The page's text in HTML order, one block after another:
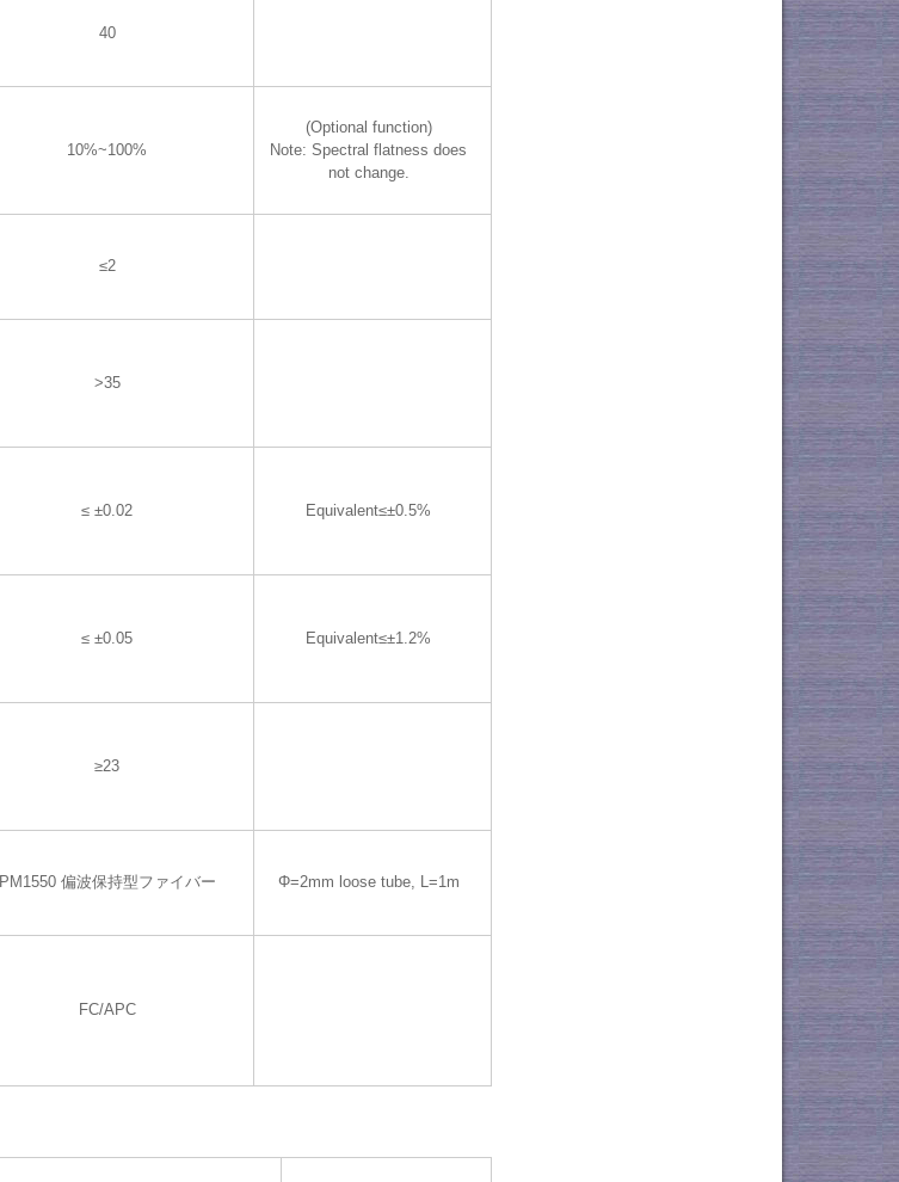
40
10%~100%
(Optional function)
Note: Spectral flatness does
not change.
≤2
>35
≤ ±0.02 Equivalent≤±0.5%
≤ ±0.05 Equivalent≤±1.2%
≥23
PM1550 偏波保持型ファイバー Φ=2mm loose tube, L=1m
FC/APC